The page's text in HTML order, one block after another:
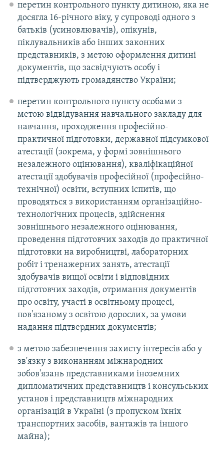
перетин контрольного пункту дитиною, яка не
досягла 16-річного віку, у супроводі одного з
батьків (усиновлювачів), опікунів,
піклувальників або інших законних
представників, з метою оформлення дитині
документів, що засвідчують особу і
підтверджують громадянство України;
перетин контрольного пункту особами з
метою відвідування навчального закладу для
навчання, проходження професійно-
практичної підготовки, державної підсумкової
атестації (зокрема, у формі зовнішнього
незалежного оцінювання), кваліфікаційної
атестації здобувачів професійної (професійно-
технічної) освіти, вступних іспитів, що
проводяться з використанням організаційно-
технологічних процесів, здійснення
зовнішнього незалежного оцінювання,
проведення підготовчих заходів до практичної
підготовки на виробництві, лабораторних
робіт і тренажерних занять, атестації
здобувачів вищої освіти і відповідних
підготовчих заходів, отримання документів
про освіту, участі в освітньому процесі,
пов'язаному з освітою дорослих, за умови
надання підтвердних документів;
з метою забезпечення захисту інтересів або у
зв'язку з виконанням міжнародних
зобов'язань представниками іноземних
дипломатичних представництв і консульських
установ і представництв міжнародних
організацій в Україні (з пропуском їхніх
транспортних засобів, вантажів та іншого
майна);